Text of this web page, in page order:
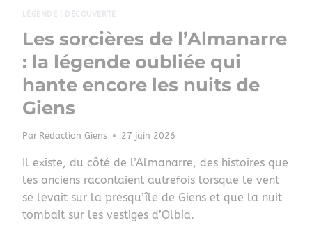
LÉGENDE DÉCOUVERTE
Les sorcières de l’Almanarre
: la légende oubliée qui
hante encore les nuits de
Giens
Par Redaction Giens 27 juin 2026
Il existe, du côté de l’Almanarre, des histoires que
les anciens racontaient autrefois lorsque le vent
se levait sur la presqu’île de Giens et que la nuit
tombait sur les vestiges d’Olbia.